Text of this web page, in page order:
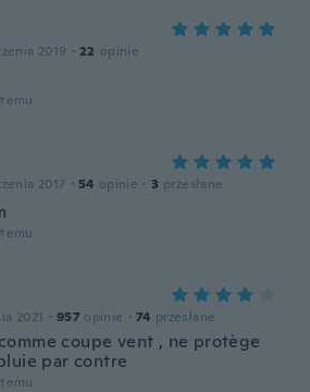
2019 · 22 opinie
2017 · 54 opinie · 3 przesłane
2021 · 957 opinie · 74 przesłane
coupe vent , ne protège
par contre